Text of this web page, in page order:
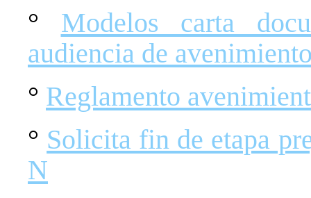
° Modelos carta
audiencia de
° Reglamento
° Solicita fin de etapa
N